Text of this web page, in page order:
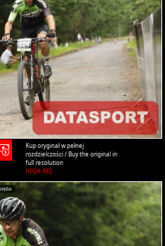
Kup oryginał w pełnej
rozdzielczości / Buy the original in
full resolution
HIGH-RES